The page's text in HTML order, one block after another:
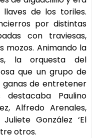
de los toriles.
por distintas
con traviesas,
mozos. Animando la
la orquesta del
que un grupo de
ganas de entretener
Paulino
Alfredo Arenales,
González ‘El
otros.